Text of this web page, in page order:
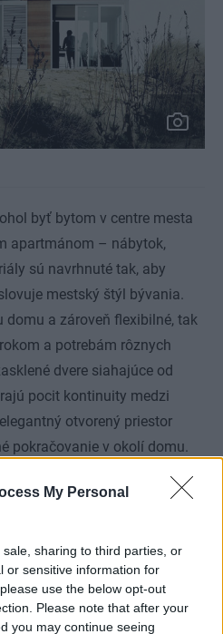
My Personal
sharing to third parties, or
or sensitive information for
use the below opt-out
Please note that after your
you may continue seeing
byť bytom v centre mesta
apartmánom – nábytok,
sú navrhnuté tak, aby
mestský štýl bývania.
domu a zároveň flexibilné, tak
a potrebám rôznych
dvere siahajúce od
pocit kontinuity medzi
otvorený priestor
pokračovanie v okolí domu.